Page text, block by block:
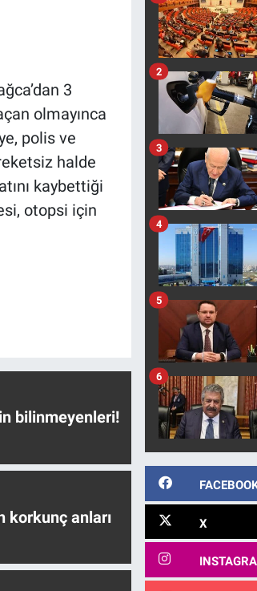
3
olmayınca
polis ve
halde
kaybettiği
otopsi için
bilinmeyenleri!
korkunç anları
2
3
4
5
6
X